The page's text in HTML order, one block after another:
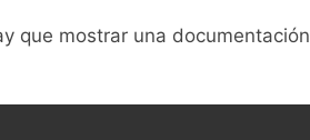
que mostrar una documentación